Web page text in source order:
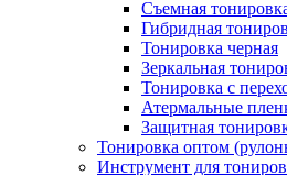
Съемная
Гибридная
Тонировка черная
Зеркальная
Тонировка с
Атермальные
Защитная
Тонировка оптом
Инструмент для